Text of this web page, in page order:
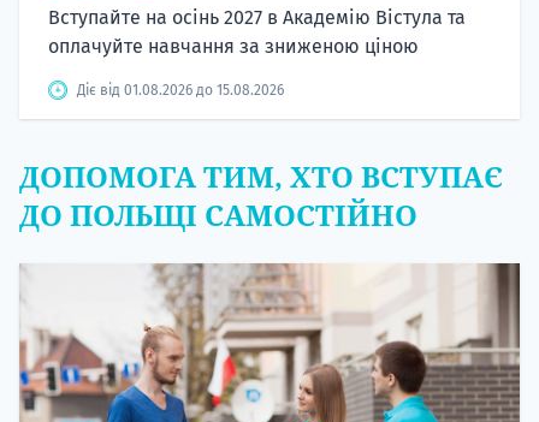
Вступайте на осінь 2027 в Академію Вістула та
оплачуйте навчання за зниженою ціною
Діє від 01.08.2026 до 15.08.2026
ДОПОМОГА ТИМ, ХТО ВСТУПАЄ
ДО ПОЛЬЩІ САМОСТІЙНО